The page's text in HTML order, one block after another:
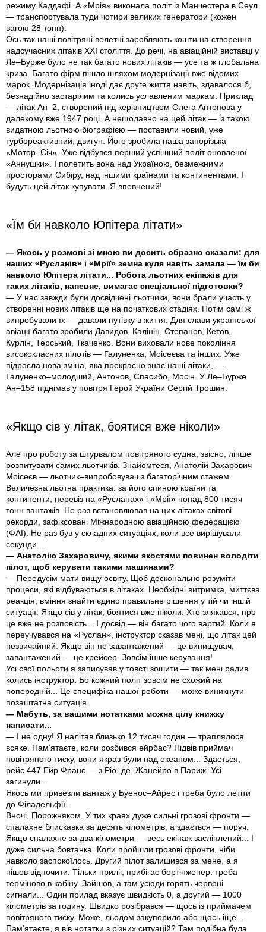
режиму Каддафі. А «Мрія» виконала політ із Манчестера в Сеул
— транспортувала туди чотири великих генератори (кожен
вагою 28 тонн).
Ось так наші повітряні велетні заробляють кошти на створення
надсучасних літаків XXI століття. До речі, на авіаційній виставці у
Ле–Бурже було не так багато нових літаків — усе та ж глобальна
криза. Багато фірм пішло шляхом модернізації вже відомих
марок. Модернізація іноді дає друге життя навіть, здавалося б,
безнадійно застарілим та колись уславленим маркам. Приклад
— літак Ан–2, створений під керівництвом Олега Антонова у
далекому вже 1947 році. А нещодавно на цей літак — iз такою
видатною льотною біографією — поставили новий, уже
турбореактивний, двигун. Його зробила наша запорізька
«Мотор–Січ». Уже відбувся перший успішний політ оновленої
«Аннушки». І полетить вона над Україною, безмежними
просторами Сибіру, над іншими країнами та континентами. І
будуть цей літак купувати. Я впевнений!
«Їм би навколо Юпітера літати»
— Якось у розмові зі мною ви досить образно сказали: для
наших «Русланів» і «Мрії» земна куля навіть замала — їм би
навколо Юпітера літати... Робота льотних екіпажів для
таких літаків, напевне, вимагає спеціальної підготовки?
— У нас завжди були досвідчені льотчики, вони брали участь у
створенні нових літаків ще на початкових стадіях. Потім самі ж
випробували їх — давали путівку в життя. Для слави української
авіації багато зробили Давидов, Калінін, Степанов, Кетов,
Курлін, Терський, Ткаченко. Вони виховали нове покоління
висококласних пілотів — Галуненка, Моісеєва та інших. Уже
підросла нова зміна, яка прекрасно знає наші літаки, —
Галуненко–молодший, Антонов, Спасибо, Мосін. У Ле–Бурже
Ан–158 піднімав у повітря Герой України Сергій Трошин.
«Якщо сів у літак, боятися вже ніколи»
Але про роботу за штурвалом повітряного судна, звісно, ліпше
розпитувати самих льотчиків. Знайомтеся, Анатолій Захарович
Моісеєв — льотчик–випробовувач з багаторічним стажем.
Величезна льотна практика: за його спиною країни та
континенти, перевіз на «Русланах» і «Мрії» понад 800 тисяч
тонн вантажів. Не раз встановлював на цих літаках світові
рекорди, зафіксовані Міжнародною авіаційною федерацією
(ФАІ). Не раз був у складних ситуаціях, коли все вирішували
секунди...
— Анатолію Захаровичу, якими якостями повинен володіти
пілот, щоб керувати такими машинами?
— Передусім мати вищу освіту. Щоб досконально розуміти
процеси, які відбуваються в літаках. Необхіднi витримка, миттєва
реакція, вміння знайти єдино правильне рішення у тій чи іншій
ситуації. Якщо сів у літак, боятися вже ніколи. Хто злякався, про
це вже не розповість... І досвід — він багато чого вартий. Коли я
переучувався на «Руслан», інструктор сказав мені, що літак цей
незвичайний. Якщо він не завантажений — це винищувач,
завантажений — це крейсер. Зовсім інше керування!
Усі свої польоти я записував у товсті зошити — так мені радив
колись інструктор. Бо кожний політ зовсім не схожий на
попередній... Це специфіка нашої роботи — може виникнути
позаштатна ситуація.
— Мабуть, за вашими нотатками можна цілу книжку
написати...
— І не одну! Я налітав близько 12 тисяч годин — траплялося
всяке. Пам’ятаєте, коли розбився ейрбас? Підвів приймач
повітряного тиску, вони якраз були над океаном... Здається,
рейс 447 Ейр Франс — з Ріо–де–Жанейро в Париж. Усі
загинули...
Якось ми привезли вантаж у Буенос–Айрес і треба було летіти
до Філадельфії.
Вночі. Порожняком. У тих краях дуже сильні грозові фронти —
спалахне блискавка за десять кілометрів, а здається — поруч.
Якщо спалахне за два кілометри — весь екіпаж засліплений... І
дуже сильна бовтанка. Коли пройшли грозові фронти, ніби
навколо заспокоїлось. Другий пілот залишився за мене, а я
пішов відпочити. Тільки приліг, прибігає бортінженер: треба
терміново в кабіну. Зайшов, а там усюди горять червоні
сигнали... Один прилад вказує швидкість 0, а другий — 1000
кілометрів за годину. Швидко розібрався — щось із приймачем
повітряного тиску. Може, льодом закупорило або щось іще...
Пам’ятаєте, я вів нотатки з різних ситуацій? Там подібна була